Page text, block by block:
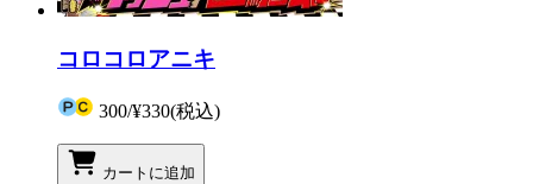
コロコロアニキ
300/¥330(税込)
カートに追加